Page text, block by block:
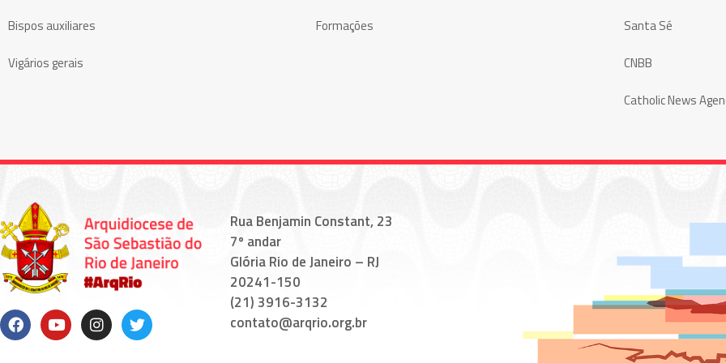
Bispos auxiliares
Vigários gerais
Formações
Santa Sé
CNBB
Catholic News
Rua Benjamin Constant, 23
7º andar
Glória Rio de Janeiro – RJ
20241-150
(21) 3916-3132
contato@arqrio.org.br